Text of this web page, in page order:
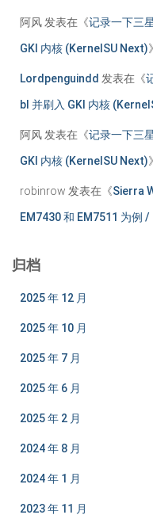
阿风 发表在《记录一下三
GKI 内核 (KernelSU Next)》
Lordpenguindd 发表在《
bl 并刷入 GKI 内核
阿风 发表在《记录一下三
GKI 内核 (KernelSU Next)》
robinrow 发表在《Sierra
EM7430 和 EM7511 为例
归档
2025 年 12 月
2025 年 10 月
2025 年 7 月
2025 年 6 月
2025 年 2 月
2024 年 8 月
2024 年 1 月
2023 年 11 月